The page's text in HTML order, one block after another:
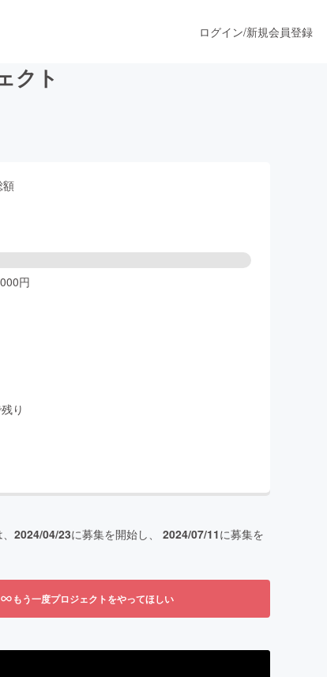
ログイン/新規会員登録
クト
額
円
り
2024/04/23に募集を開始し、 2024/07/11に募集を
もう一度プロジェクトをやってほしい